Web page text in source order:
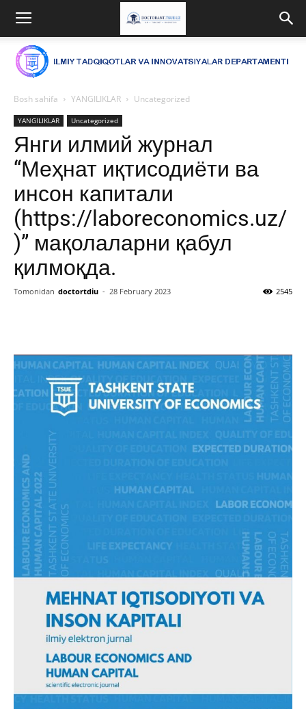
Bosh sahifa YANGILIKLAR Uncategorized
YANGILIKLAR Uncategorized
Янги илмий журнал
“Меҳнат иқтисодиёти ва
инсон капитали
(https://laboreconomics.uz/
)” мақолаларни қабул
қилмоқда.
Tomonidan doctortdiu - 28 February 2023 2545